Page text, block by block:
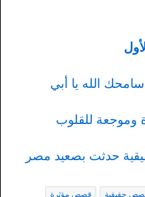
الله يا أبي
وموجعة للقلوب
حدثت بصعيد مصر
حقيقية قصص مؤثرة